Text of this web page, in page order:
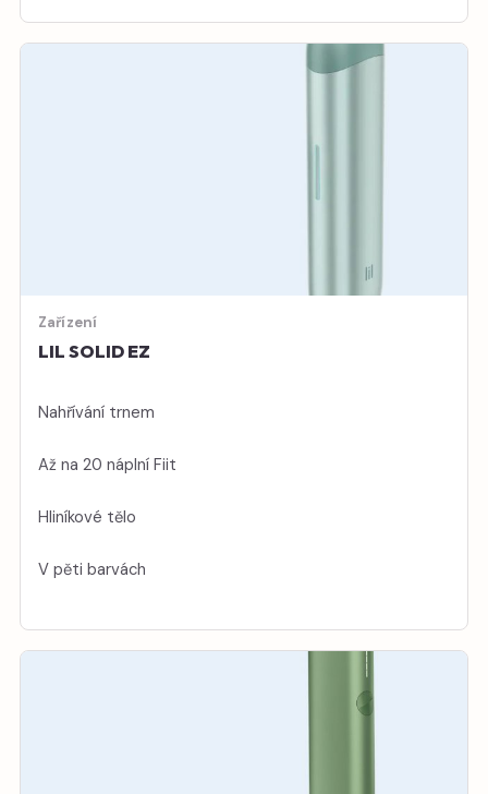
Zařízení
LIL SOLID EZ
Nahřívání trnem
Až na 20 náplní Fiit
Hliníkové tělo
V pěti barvách